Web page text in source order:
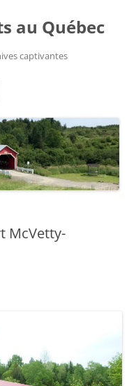
au Québec
captivantes
McVetty-